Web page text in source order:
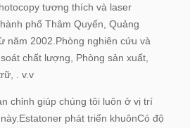
tương thích và laser
phố Thâm Quyến, Quảng
năm 2002. Phòng nghiên cứu và
chất lượng, Phòng sản xuất,
. v.v
chỉnh giúp chúng tôi luôn ở vị trí
Estatoner phát triển khuônCó độ